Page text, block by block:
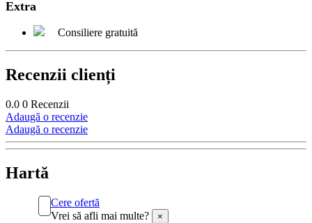
Extra
Consiliere gratuită
Recenzii clienți
0.0 0 Recenzii
Adaugă o recenzie
Adaugă o recenzie
Hartă
Cere ofertă
Vrei să afli mai multe?
×